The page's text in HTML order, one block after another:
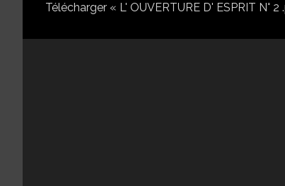
Télécharger « L' OUVERTURE D' ESPRIT N° 2